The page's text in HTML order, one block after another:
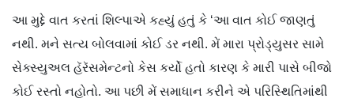
આ મુદ્દે વાત કરતાં શિલ્પાએ કહ્યું હતું કે ‘આ વાત કોઈ જાણતું
નથી. મને સત્ય બોલવામાં કોઈ ડર નથી. મેં મારા પ્રોડ્યુસર સામે
સેક્સ્યુઅલ હૅરૅસમેન્ટનો કેસ કર્યો હતો કારણ કે મારી પાસે બીજો
કોઈ રસ્તો નહોતો. આ પછી મેં સમાધાન કરીને એ પરિસ્થિતિમાંથી